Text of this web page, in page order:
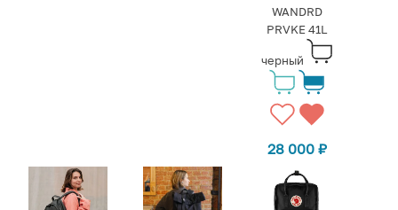
WANDRD
PRVKE 41L
черный
28 000 ₽